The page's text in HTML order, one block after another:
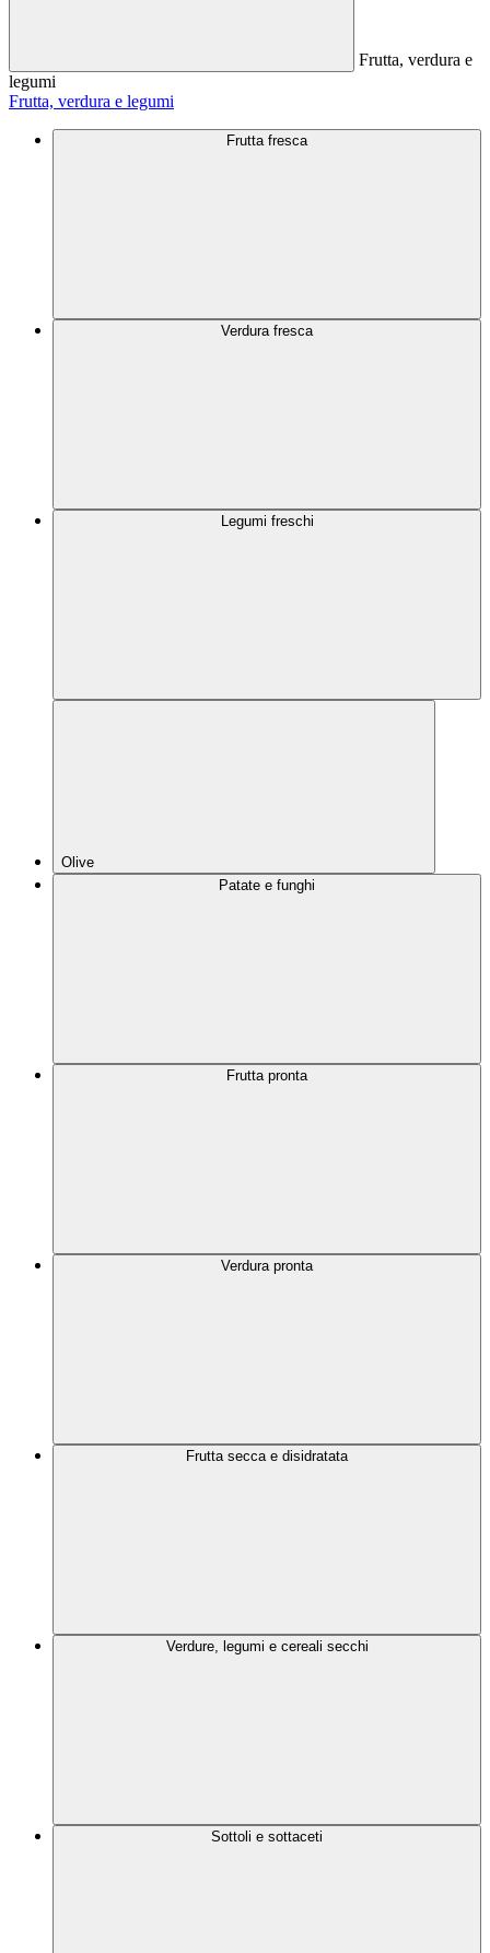
Frutta, verdura e
legumi
Frutta, verdura e legumi
Frutta fresca
Verdura fresca
Legumi freschi
Olive
Patate e funghi
Frutta pronta
Verdura pronta
Frutta secca e disidratata
Verdure, legumi e cereali secchi
Sottoli e sottaceti